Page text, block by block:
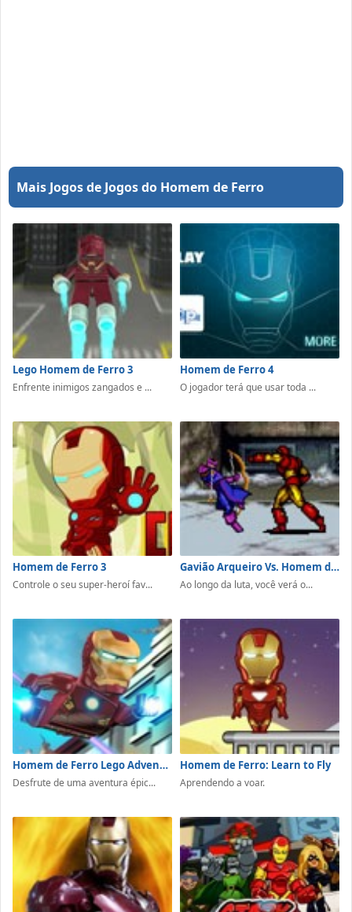
Mais Jogos de Jogos do Homem de Ferro
Lego Homem de Ferro 3
Enfrente inimigos zangados e ...
Homem de Ferro 4
O jogador terá que usar toda ...
Homem de Ferro 3
Controle o seu super-heroí fav...
Gavião Arqueiro Vs. Homem de Ferro
Ao longo da luta, você verá o...
Homem de Ferro Lego Adventures
Desfrute de uma aventura épic...
Homem de Ferro: Learn to Fly
Aprendendo a voar.